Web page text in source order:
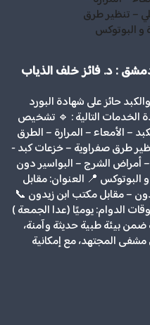
– تنظير طرق
و البوتوكس
: د. فائز خلف الذياب
حائز على شهادة البورد
الخدمات التالية : 🔹 تشخيص
– الأمعاء – المرارة – الطرق
طرق صفراوية – خزعات كبد -
أمراض الشرج – البواسير دون
البوتوكس 📍 العنوان: مقابل
– مقابل مكتب ابن زيدون 📞
0932445251 🕘 أوقات الدوام: يوميًا (عدا الجمعة )
خدماته ضمن بيئة طبية حديثة وآمنة،
المجتهد، مع إمكانية